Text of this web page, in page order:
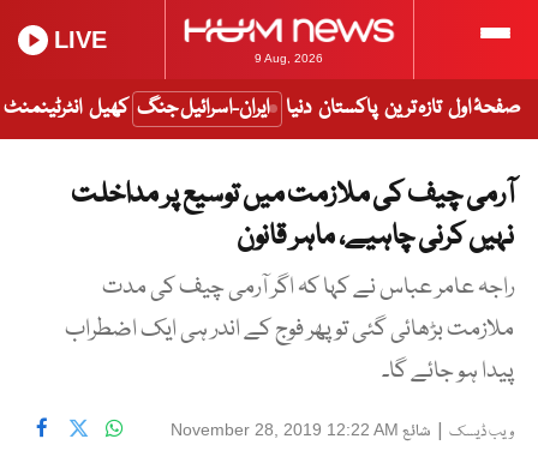
9 Aug, 2026
LIVE
صفحۂ اول تازہ ترین پاکستان دنیا ایران-اسرائیل جنگ کھیل انٹرٹینمنٹ
آرمی چیف کی ملازمت میں توسیع پر مداخلت
نہیں کرنی چاہیے، ماہر قانون
راجہ عامر عباس نے کہا کہ اگر آرمی چیف کی مدت
ملازمت بڑھائی گئی تو پھر فوج کے اندر ہی ایک اضطراب
پیدا ہو جائے گا۔
ویب ڈیسک | شائع November 28, 2019 12:22 AM